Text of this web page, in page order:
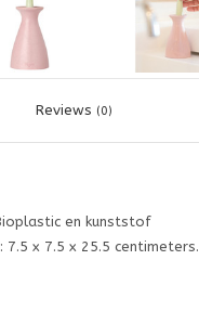
Reviews (0)
en kunststof
7.5 x 7.5 x 25.5 centimeters.